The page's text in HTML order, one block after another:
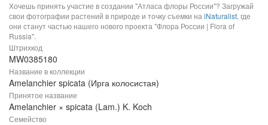
Хочешь принять участие в создании "Атласа флоры России"? Загружай
свои фотографии растений в природе и точку съемки на iNaturalist, где
они станут частью нашего нового проекта "Флора России | Flora of
Russia".
Штрихкод
MW0385180
Название в коллекции
Amelanchier spicata (Ирга колосистая)
Принятое название
Amelanchier × spicata (Lam.) K. Koch
Семейство